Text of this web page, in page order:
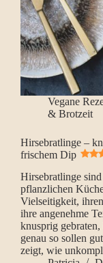
Vegane
& Brotzeit
Hirsebratlinge –
frischem Dip
Hirsebratlinge
pflanzlichen
Vielseitigkeit,
ihre angenehme
knusprig
genau so sollen
zeigt, wie